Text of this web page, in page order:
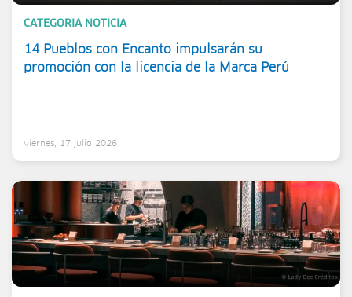
CATEGORIA NOTICIA
14 Pueblos con Encanto impulsarán su
promoción con la licencia de la Marca Perú
viernes, 17 julio 2026